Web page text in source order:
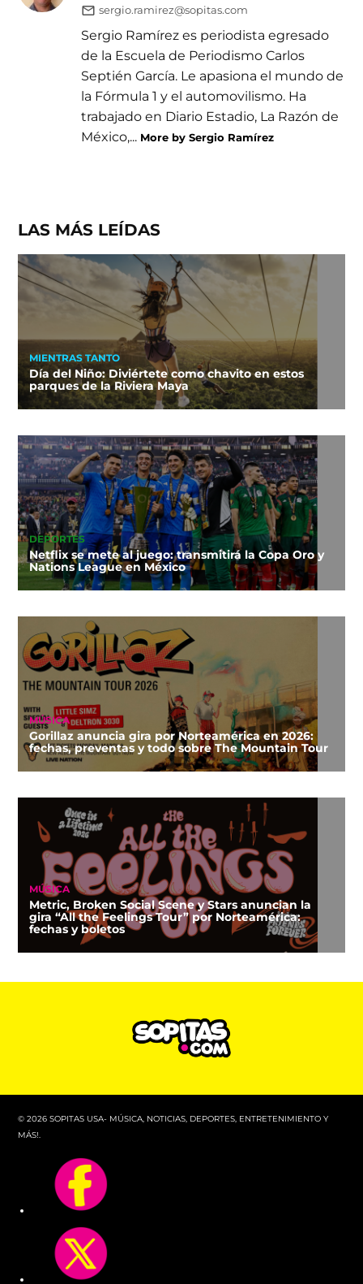
sergio.ramirez@sopitas.com
Sergio Ramírez es periodista egresado
de la Escuela de Periodismo Carlos
Septién García. Le apasiona el mundo de
la Fórmula 1 y el automovilismo. Ha
trabajado en Diario Estadio, La Razón de
México,... More by Sergio Ramírez
LAS MÁS LEÍDAS
MIENTRAS TANTO
Día del Niño: Diviértete como chavito en estos
parques de la Riviera Maya
DEPORTES
Netflix se mete al juego: transmitirá la Copa Oro y
Nations League en México
MÚSICA
Gorillaz anuncia gira por Norteamérica en 2026:
fechas, preventas y todo sobre The Mountain Tour
MÚSICA
Metric, Broken Social Scene y Stars anuncian la
gira “All the Feelings Tour” por Norteamérica:
fechas y boletos
© 2026 SOPITAS USA- MÚSICA, NOTICIAS, DEPORTES, ENTRETENIMIENTO Y
MÁS!.